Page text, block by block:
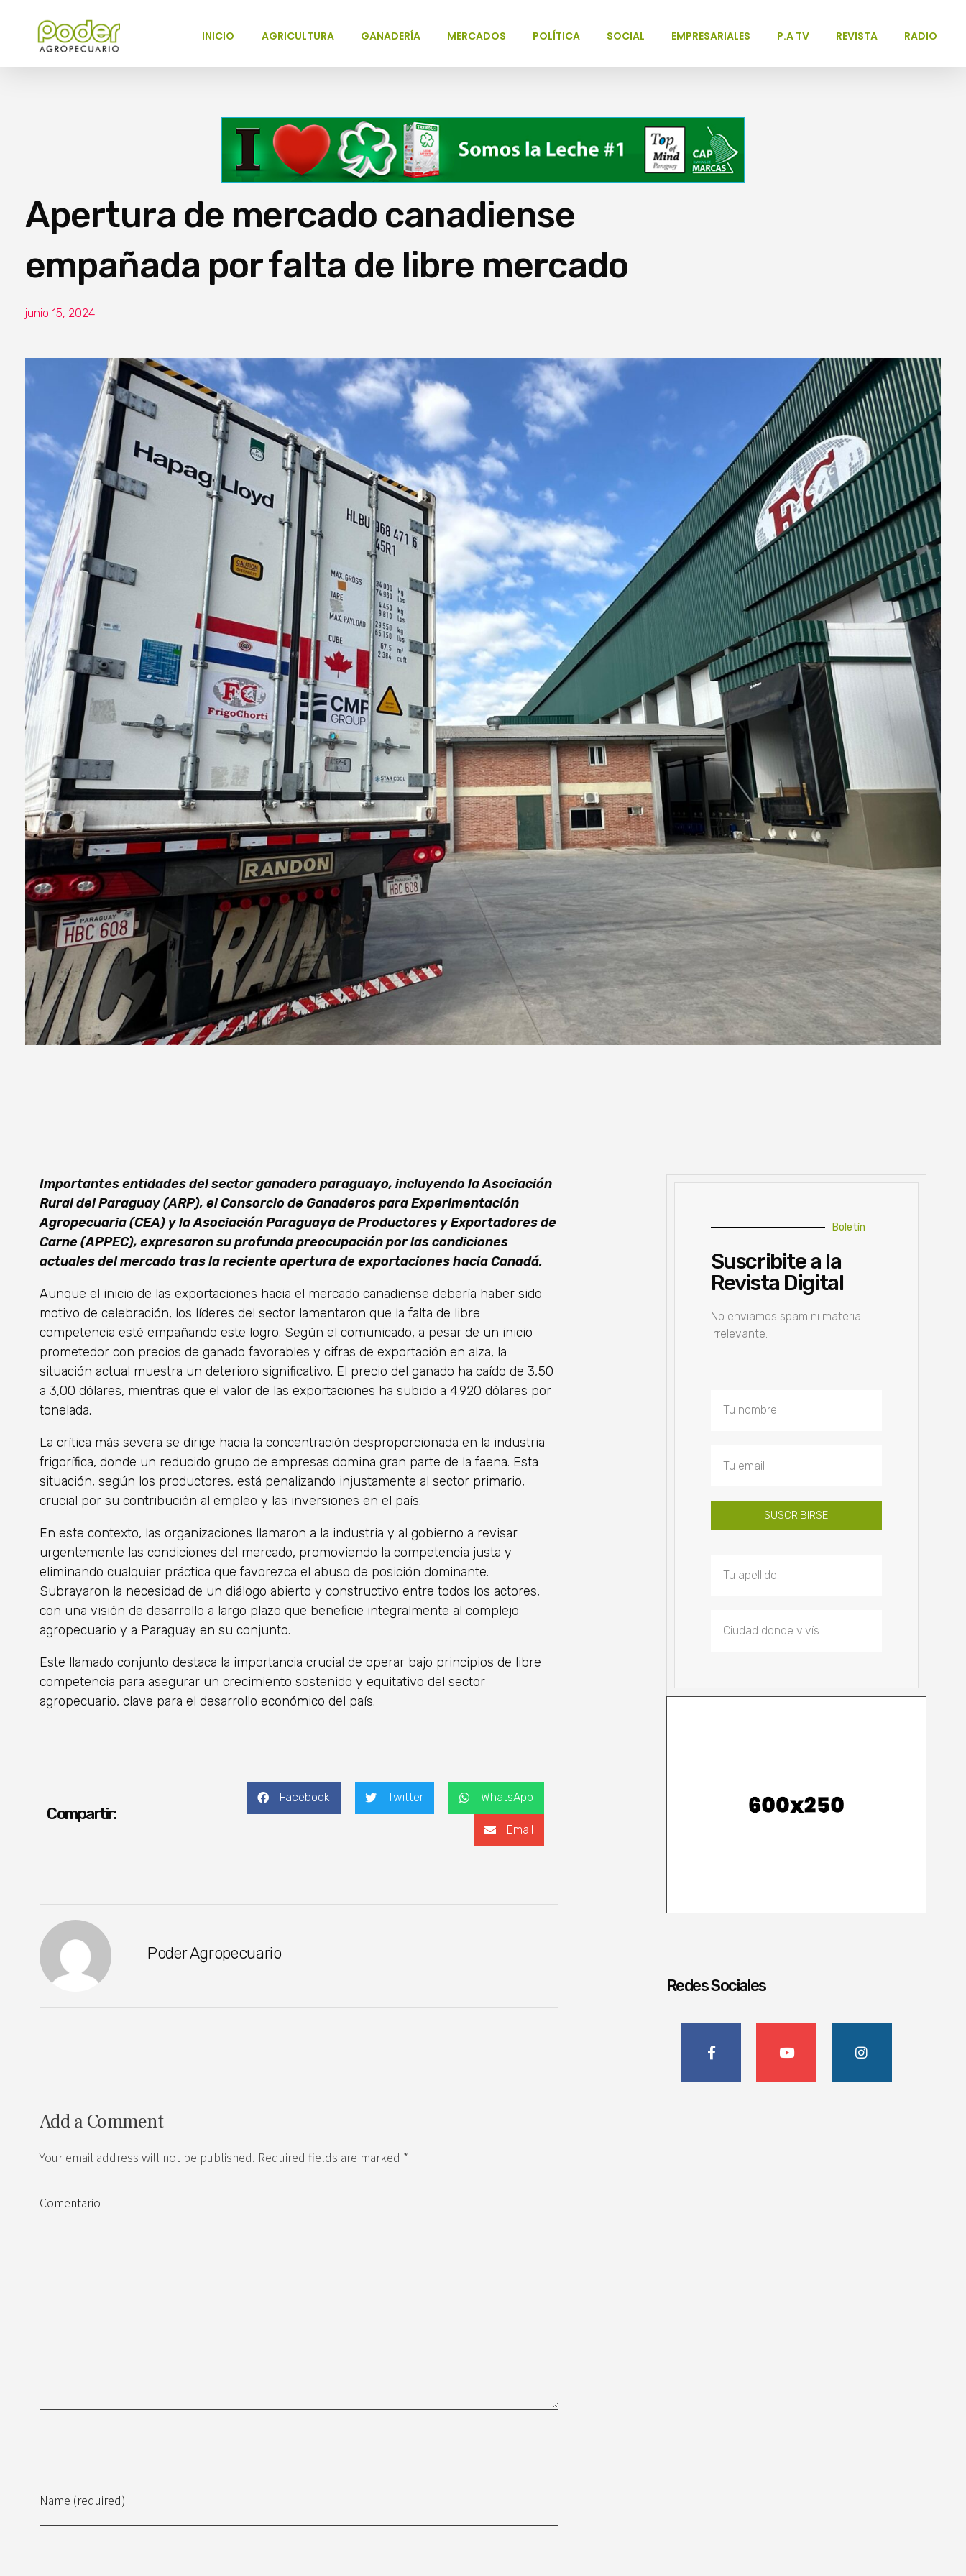
INICIO AGRICULTURA GANADERÍA MERCADOS POLÍTICA SOCIAL EMPRESARIALES P.A TV REVISTA RADIO
Apertura de mercado canadiense
empañada por falta de libre mercado
junio 15, 2024
Importantes entidades del sector ganadero paraguayo, incluyendo la Asociación
Rural del Paraguay (ARP), el Consorcio de Ganaderos para Experimentación
Agropecuaria (CEA) y la Asociación Paraguaya de Productores y Exportadores de
Carne (APPEC), expresaron su profunda preocupación por las condiciones
actuales del mercado tras la reciente apertura de exportaciones hacia Canadá.
Aunque el inicio de las exportaciones hacia el mercado canadiense debería haber sido
motivo de celebración, los líderes del sector lamentaron que la falta de libre
competencia esté empañando este logro. Según el comunicado, a pesar de un inicio
prometedor con precios de ganado favorables y cifras de exportación en alza, la
situación actual muestra un deterioro significativo. El precio del ganado ha caído de 3,50
a 3,00 dólares, mientras que el valor de las exportaciones ha subido a 4.920 dólares por
tonelada.
La crítica más severa se dirige hacia la concentración desproporcionada en la industria
frigorífica, donde un reducido grupo de empresas domina gran parte de la faena. Esta
situación, según los productores, está penalizando injustamente al sector primario,
crucial por su contribución al empleo y las inversiones en el país.
En este contexto, las organizaciones llamaron a la industria y al gobierno a revisar
urgentemente las condiciones del mercado, promoviendo la competencia justa y
eliminando cualquier práctica que favorezca el abuso de posición dominante.
Subrayaron la necesidad de un diálogo abierto y constructivo entre todos los actores,
con una visión de desarrollo a largo plazo que beneficie integralmente al complejo
agropecuario y a Paraguay en su conjunto.
Este llamado conjunto destaca la importancia crucial de operar bajo principios de libre
competencia para asegurar un crecimiento sostenido y equitativo del sector
agropecuario, clave para el desarrollo económico del país.
Compartir:
Facebook Twitter WhatsApp
Email
Poder Agropecuario
Add a Comment
Your email address will not be published. Required fields are marked *
Name (required)
Comentario
Boletín
Suscribite a la
Revista Digital
No enviamos spam ni material
irrelevante.
SUSCRIBIRSE
Redes Sociales